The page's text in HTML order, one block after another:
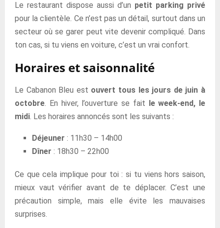
Le restaurant dispose aussi d’un petit parking privé
pour la clientèle. Ce n’est pas un détail, surtout dans un
secteur où se garer peut vite devenir compliqué. Dans
ton cas, si tu viens en voiture, c’est un vrai confort.
Horaires et saisonnalité
Le Cabanon Bleu est ouvert tous les jours de juin à
octobre. En hiver, l’ouverture se fait le week-end, le
midi. Les horaires annoncés sont les suivants :
Déjeuner : 11h30 – 14h00
Dîner : 18h30 – 22h00
Ce que cela implique pour toi : si tu viens hors saison,
mieux vaut vérifier avant de te déplacer. C’est une
précaution simple, mais elle évite les mauvaises
surprises.